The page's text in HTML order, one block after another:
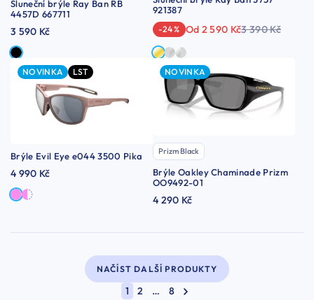
Sluneční brýle Ray Ban RB
4457D 667711
3 590 Kč
921387
-24 % Od 2 590 Kč3 390 Kč
NOVINKA LST
Brýle Evil Eye e044 3500 Pika
4 990 Kč
NOVINKA
Prizm Black
Brýle Oakley Chaminade Prizm
OO9492-01
4 290 Kč
NAČÍST DALŠÍ PRODUKTY
1 2 … 8